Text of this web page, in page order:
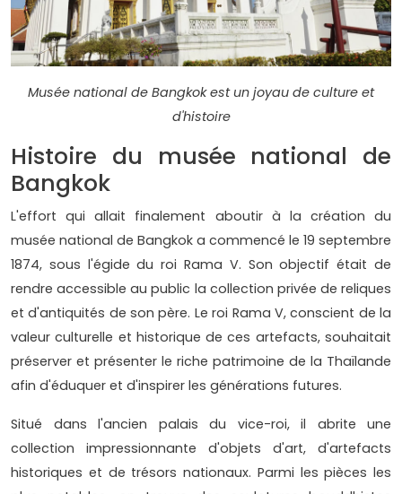
Musée national de Bangkok est un joyau de culture et
d'histoire
Histoire du musée national de
Bangkok
L'effort qui allait finalement aboutir à la création du
musée national de Bangkok a commencé le 19 septembre
1874, sous l'égide du roi Rama V. Son objectif était de
rendre accessible au public la collection privée de reliques
et d'antiquités de son père. Le roi Rama V, conscient de la
valeur culturelle et historique de ces artefacts, souhaitait
préserver et présenter le riche patrimoine de la Thaïlande
afin d'éduquer et d'inspirer les générations futures.
Situé dans l'ancien palais du vice-roi, il abrite une
collection impressionnante d'objets d'art, d'artefacts
historiques et de trésors nationaux. Parmi les pièces les